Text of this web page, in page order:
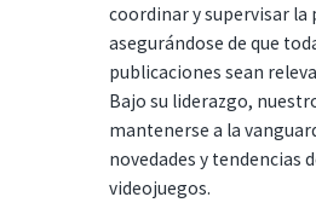
coordinar y supervisar
asegurándose de que
publicaciones sean
Bajo su liderazgo,
mantenerse a la
novedades y tendencias
videojuegos.